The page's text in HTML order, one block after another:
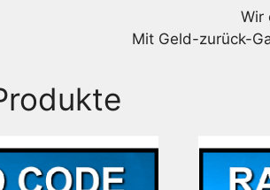
Wir
Mit Geld-zurück-